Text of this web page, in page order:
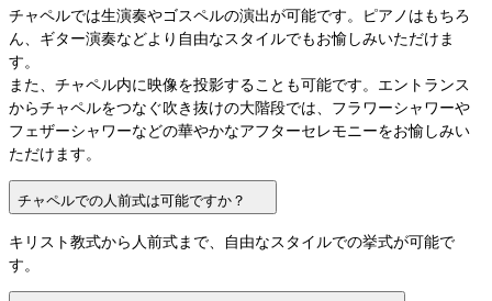
チャペルでは生演奏やゴスペルの演出が可能です。ピアノはもちろ
ん、ギター演奏などより自由なスタイルでもお愉しみいただけま
す。
また、チャペル内に映像を投影することも可能です。エントランス
からチャペルをつなぐ吹き抜けの大階段では、フラワーシャワーや
フェザーシャワーなどの華やかなアフターセレモニーをお愉しみい
ただけます。
チャペルでの人前式は可能ですか？
キリスト教式から人前式まで、自由なスタイルでの挙式が可能で
す。